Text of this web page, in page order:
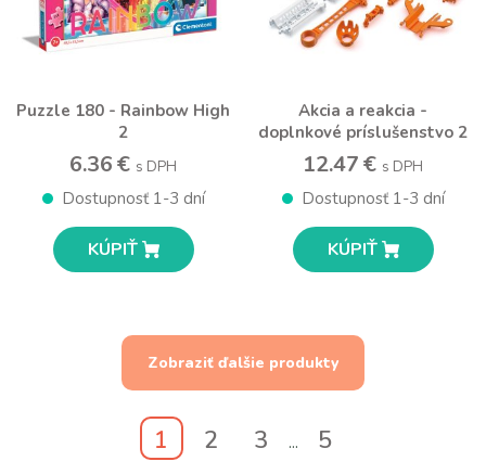
Puzzle 180 - Rainbow High
2
6.36 € s DPH
Dostupnosť 1-3 dní
KÚPIŤ
Akcia a reakcia -
doplnkové príslušenstvo 2
12.47 € s DPH
Dostupnosť 1-3 dní
KÚPIŤ
Zobraziť ďalšie produkty
1 2 3 ... 5